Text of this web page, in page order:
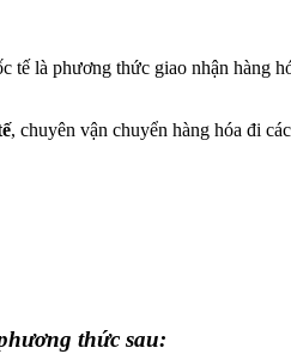
tế là phương thức giao nhận hàng
, chuyên vận chuyển hàng hóa đi
thức sau: